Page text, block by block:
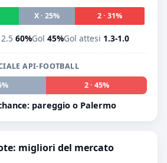
X · 25% 2 · 31%
60%Gol 45%Gol attesi 1.3-1.0
API-FOOTBALL
2 · 45%
pareggio o Palermo
migliori del mercato